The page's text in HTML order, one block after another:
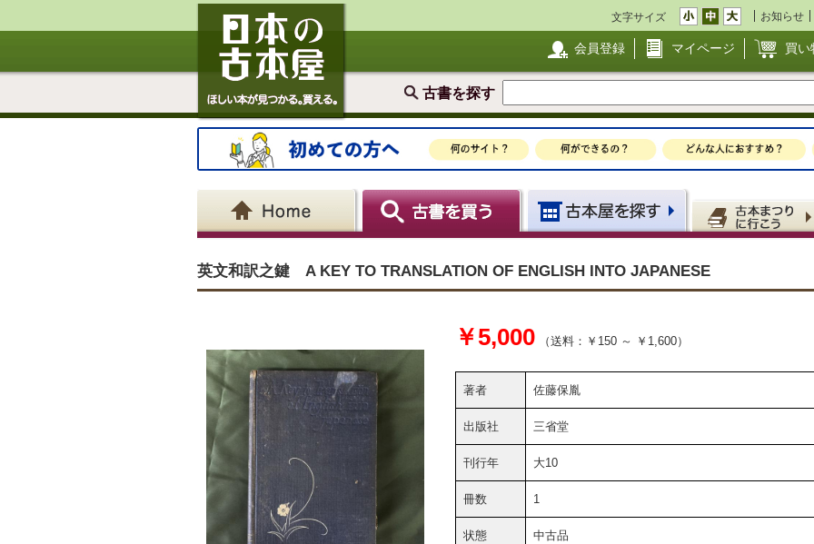
文字サイズ お知らせ
会員登録 マイページ 買い
古書を探す
英文和訳之鍵 A KEY TO TRANSLATION OF ENGLISH INTO JAPANESE
￥5,000 （送料：￥150 ～ ￥1,600）
著者 佐藤保胤
出版社 三省堂
刊行年 大10
冊数 1
状態 中古品